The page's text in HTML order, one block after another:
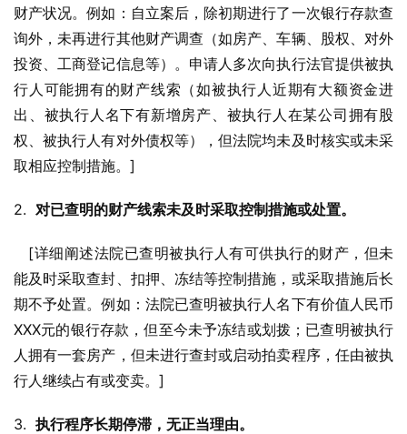
财产状况。例如：自立案后，除初期进行了一次银行存款查
询外，未再进行其他财产调查（如房产、车辆、股权、对外
投资、工商登记信息等）。申请人多次向执行法官提供被执
行人可能拥有的财产线索（如被执行人近期有大额资金进
出、被执行人名下有新增房产、被执行人在某公司拥有股
权、被执行人有对外债权等），但法院均未及时核实或未采
取相应控制措施。]
2. 对已查明的财产线索未及时采取控制措施或处置。
能及时采取查封、扣押、冻结等控制措施，或采取措施后长
期不予处置。例如：法院已查明被执行人名下有价值人民币
XXX元的银行存款，但至今未予冻结或划拨；已查明被执行
人拥有一套房产，但未进行查封或启动拍卖程序，任由被执
行人继续占有或变卖。]
3. 执行程序长期停滞，无正当理由。